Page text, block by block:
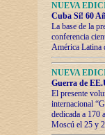
NUEVA
Cuba Sí! 60
La base de la
conferencia
América Latina
NUEVA
Guerra de
El presente
internacional
dedicada a 170
Moscú el 25 y